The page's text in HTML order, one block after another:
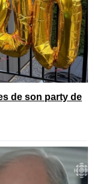
de son party de